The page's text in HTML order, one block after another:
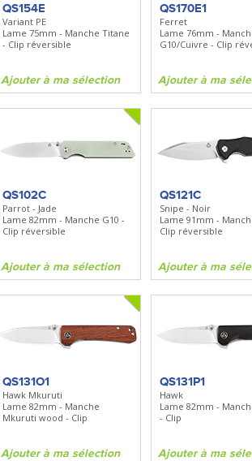
QS154E
Variant PE
Lame 75mm - Manche Titane
- Clip réversible
Ajouter à ma sélection
QS170E1
Ferret
Lame 76mm -
G10/Cuivre - Clip
Ajouter à ma
QS102C
Parrot - Jade
Lame 82mm - Manche G10 -
Clip réversible
Ajouter à ma sélection
QS121C
Snipe - Noir
Lame 91mm -
Clip réversible
Ajouter à ma
QS131O1
Hawk Mkuruti
Lame 82mm - Manche
Mkuruti wood - Clip
Ajouter à ma sélection
QS131P1
Hawk
Lame 82mm -
- Clip
Ajouter à ma